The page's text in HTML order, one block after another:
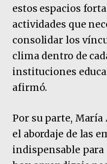
estos espacios
actividades que
consolidar los
clima dentro de
instituciones
afirmó.
Por su parte, María
el abordaje de las
indispensable para